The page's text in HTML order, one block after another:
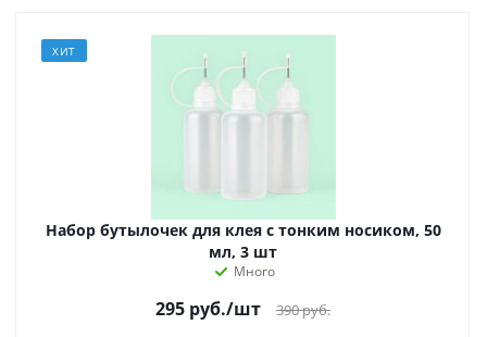
ХИТ
Набор бутылочек для клея с тонким носиком, 50
мл, 3 шт
Много
295 руб./шт 390руб.